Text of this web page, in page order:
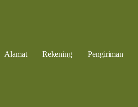
Alamat Rekening Pengiriman